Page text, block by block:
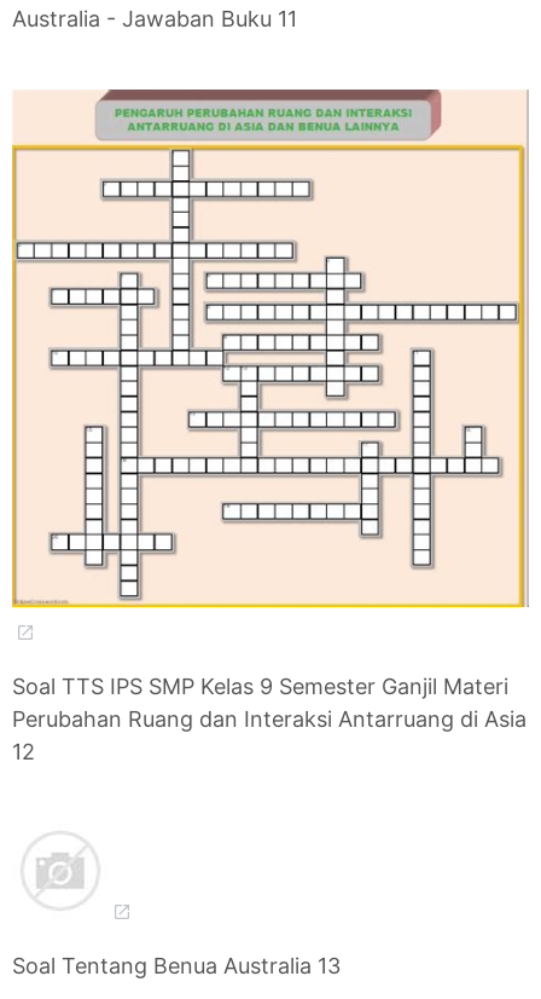
Australia - Jawaban Buku 11
Soal TTS IPS SMP Kelas 9 Semester Ganjil Materi
Perubahan Ruang dan Interaksi Antarruang di Asia
12
Soal Tentang Benua Australia 13